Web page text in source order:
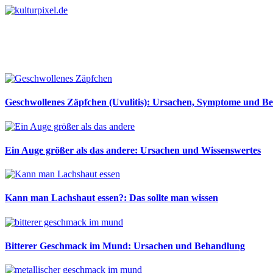
Geschwollenes Zäpfchen (Uvulitis): Ursachen, Symptome und
Ein Auge größer als das andere: Ursachen und Wissenswertes
Kann man Lachshaut essen?: Das sollte man wissen
Bitterer Geschmack im Mund: Ursachen und Behandlung